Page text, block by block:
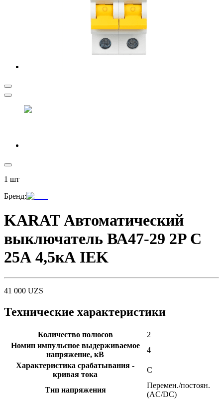
1 шт
Бренд:
KARAT Автоматический
выключатель ВА47-29 2P C
25А 4,5кА IEK
41 000 UZS
Технические характеристики
Количество полюсов
2
Номин импульсное выдерживаемое
напряжение, кВ
4
Характеристика срабатывания -
кривая тока
C
Тип напряжения
Перемен./постоян.
(AC/DC)